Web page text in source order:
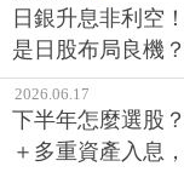
日銀升息非利空
是日股布局良機？
2026.06.17
下半年怎麼選股
＋多重資產入息